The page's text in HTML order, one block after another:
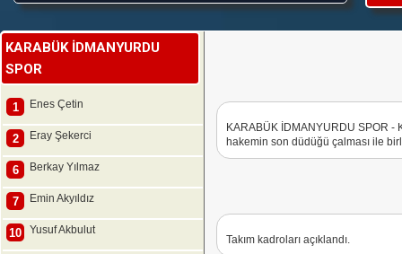
KARABÜK İDMANYURDU
SPOR
1 Enes Çetin
2 Eray Şekerci
6 Berkay Yılmaz
7 Emin Akyıldız
10 Yusuf Akbulut
KARABÜK İDMANYURDU SPOR -
hakemin son düdüğü çalması ile
Takım kadroları açıklandı.